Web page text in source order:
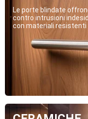
Le porte blindate
contro intrusioni
con materiali resistenti